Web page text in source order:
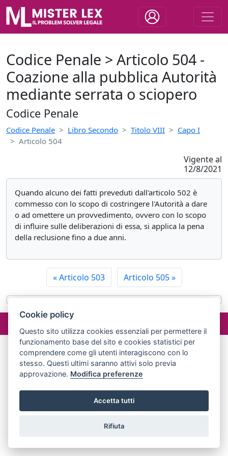
Codice Penale > Articolo 504 -
Coazione alla pubblica Autorità
mediante serrata o sciopero
Codice Penale
Codice Penale Libro Secondo Titolo VIII
Capo I
Articolo 504
Vigente al
12/8/2021
Quando alcuno dei fatti preveduti dall'articolo 502 è
commesso con lo scopo di costringere l'Autorità a dare
o ad omettere un provvedimento, ovvero con lo scopo
di influire sulle deliberazioni di essa, si applica la pena
della reclusione fino a due anni.
«Articolo 503 Articolo 505»
©2024 misterlex.it -
02029690472
Cookie policy
Questo sito utilizza cookies essenziali per permettere il
funzionamento base del sito e cookies statistici per
comprendere come gli utenti interagiscono con lo
stesso. Questi ultimi saranno attivi solo previa
approvazione. Modifica preferenze
Accetta tutti
Rifiuta